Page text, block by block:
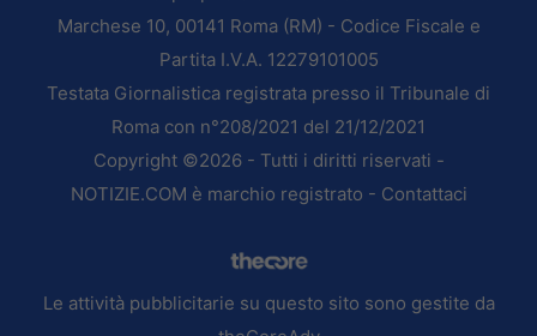
Marchese 10, 00141 Roma (RM) - Codice Fiscale e
Partita I.V.A. 12279101005
Testata Giornalistica registrata presso il Tribunale di
Roma con n°208/2021 del 21/12/2021
Copyright ©2026 - Tutti i diritti riservati -
NOTIZIE.COM è marchio registrato - Contattaci
Le attività pubblicitarie su questo sito sono gestite da